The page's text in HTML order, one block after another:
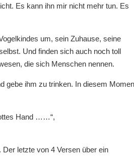
Es kann ihn mir nicht mehr tun. Es
um, sein Zuhause, seine
Und finden sich auch noch toll
die sich Menschen nennen.
gebe ihm zu trinken. In diesem
Hand ……“,
letzte von 4 Versen über ein